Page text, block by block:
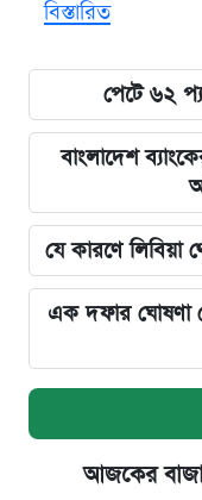
বিস্তারিত
পেটে ৬২
বাংলাদেশ
যে কারণে লিবিয়া
এক দফার
আজকের